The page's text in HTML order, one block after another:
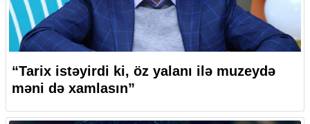
“Tarix istəyirdi ki, öz yalanı ilə muzeydə
məni də xamlasın”